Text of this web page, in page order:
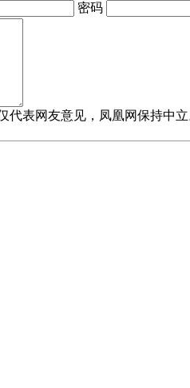
密码
代表网友意见，凤凰网保持中